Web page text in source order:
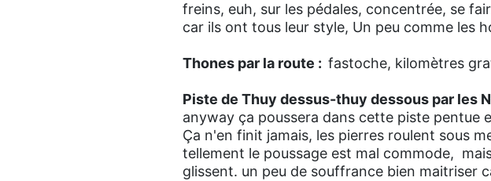
freins, euh, sur les pédales, concentrée, se
car ils ont tous leur style, Un peu comme les
Thones par la route : fastoche, kilomètres
Piste de Thuy dessus-thuy dessous par les
anyway ça poussera dans cette piste pentue
Ça n'en finit jamais, les pierres roulent sous
tellement le poussage est mal commode,
glissent. un peu de souffrance bien maitriser